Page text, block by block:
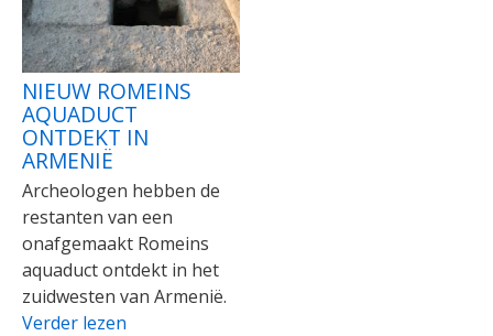
NIEUW ROMEINS
AQUADUCT
ONTDEKT IN
ARMENIË
Archeologen hebben de
restanten van een
onafgemaakt Romeins
aquaduct ontdekt in het
zuidwesten van Armenië.
Verder lezen